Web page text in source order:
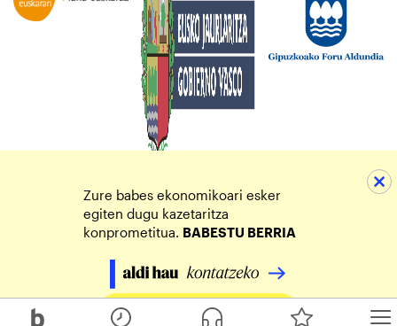
Zure babes ekonomikoari esker
egiten dugu kazetaritza
konprometitua. BABESTU BERRIA
Egin zure ekarpena